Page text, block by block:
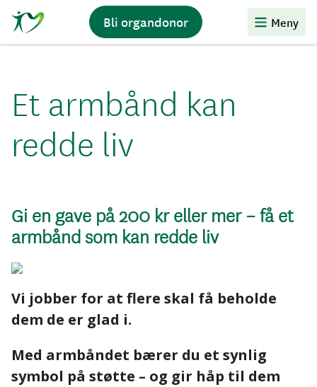
Stiftelsen
Organdonasjon
Meny
Bli organdonor
Et armbånd kan
redde liv
Gi en gave på 200 kr eller mer – få et
armbånd som kan redde liv
Vi jobber for at flere skal få beholde
dem de er glad i.
Med armbåndet bærer du et synlig
symbol på støtte – og gir håp til dem